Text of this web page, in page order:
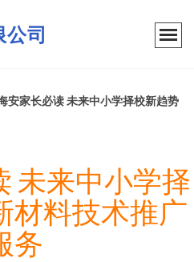
司
安家长必读 未来中小学择校新趋势
未来中小学择
材料技术推广
务